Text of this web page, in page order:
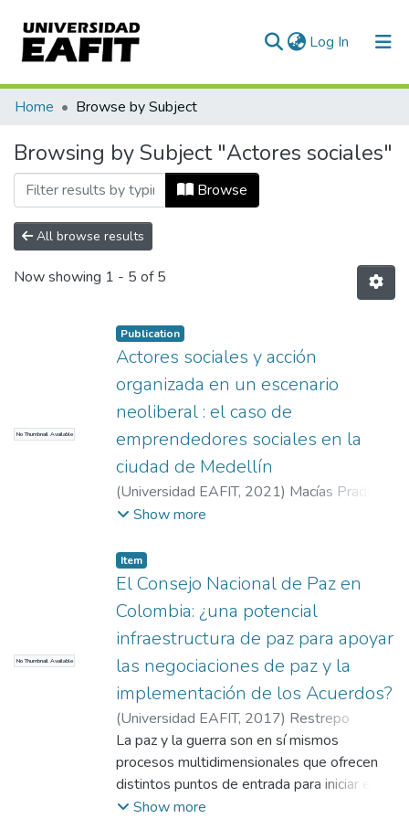
Log In (current)
Communities & Collections
All of DSpace
Home Browse by Subject
Browsing by Subject "Actores sociales"
Browse
All browse results
Now showing 1 - 5 of 5
No Thumbnail Available
Publication
Actores sociales y acción
organizada en un escenario
neoliberal : el caso de
emprendedores sociales en la
ciudad de Medellín
(Universidad EAFIT, 2021) Macías Prada,
John Fernando
Show more
No Thumbnail Available
Item
El Consejo Nacional de Paz en
Colombia: ¿una potencial
infraestructura de paz para apoyar
las negociaciones de paz y la
implementación de los Acuerdos?
(Universidad EAFIT, 2017) Restrepo
Jiménez, Isabel;Centro de Análisis Político.
Departamento de Gobierno y Ciencias
Políticas. Escuela de Humanidades;
Universidad EAFIT. Departamento de
La paz y la guerra son en sí mismos
procesos multidimensionales que ofrecen
distintos puntos de entrada para iniciar el
análisis académico -- Sin embargo, algunos
Show more